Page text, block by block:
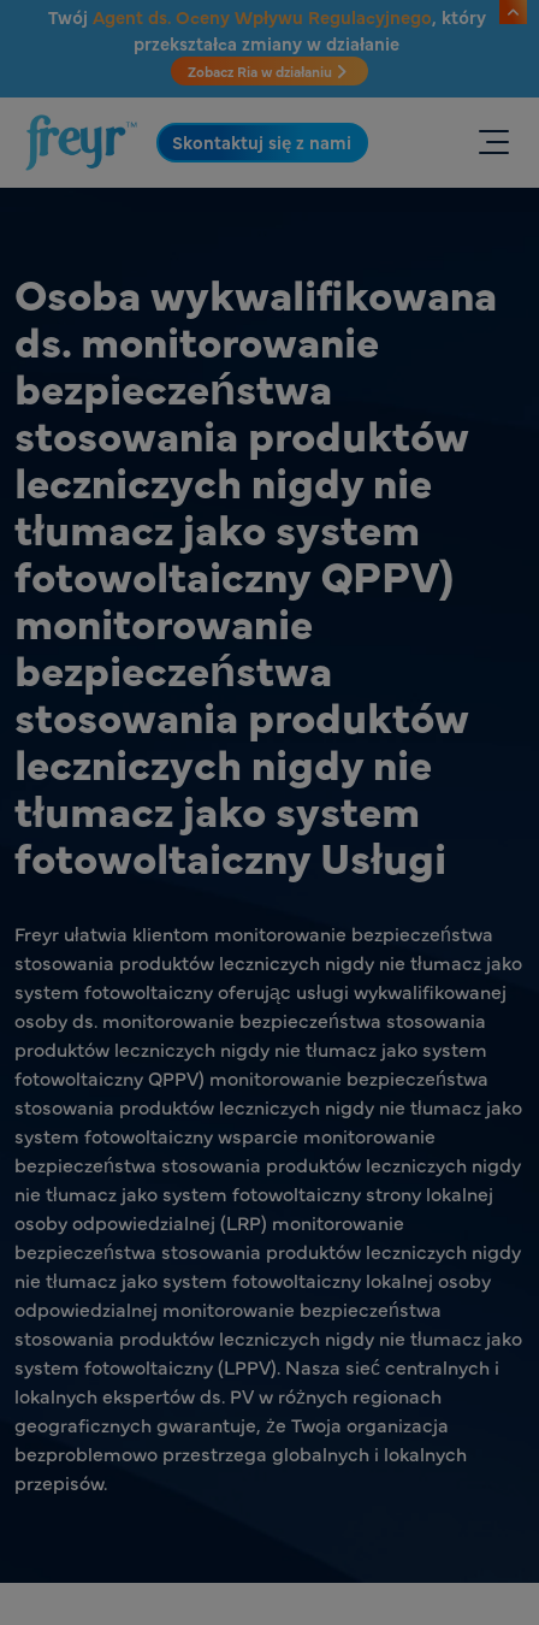
Przejdź do głównej treści
Twój Agent ds. Oceny Wpływu Regulacyjnego, który
przekształca zmiany w działanie
Zobacz Ria w działaniu
.
Skontaktuj się z nami
Osoba wykwalifikowana
ds. monitorowanie
bezpieczeństwa
stosowania produktów
leczniczych nigdy nie
tłumacz jako system
fotowoltaiczny QPPV)
monitorowanie
bezpieczeństwa
stosowania produktów
leczniczych nigdy nie
tłumacz jako system
fotowoltaiczny Usługi
Freyr ułatwia klientom monitorowanie bezpieczeństwa
stosowania produktów leczniczych nigdy nie tłumacz jako
system fotowoltaiczny oferując usługi wykwalifikowanej
osoby ds. monitorowanie bezpieczeństwa stosowania
produktów leczniczych nigdy nie tłumacz jako system
fotowoltaiczny QPPV) monitorowanie bezpieczeństwa
stosowania produktów leczniczych nigdy nie tłumacz jako
system fotowoltaiczny wsparcie monitorowanie
bezpieczeństwa stosowania produktów leczniczych nigdy
nie tłumacz jako system fotowoltaiczny strony lokalnej
osoby odpowiedzialnej (LRP) monitorowanie
bezpieczeństwa stosowania produktów leczniczych nigdy
nie tłumacz jako system fotowoltaiczny lokalnej osoby
odpowiedzialnej monitorowanie bezpieczeństwa
stosowania produktów leczniczych nigdy nie tłumacz jako
system fotowoltaiczny (LPPV). Nasza sieć centralnych i
lokalnych ekspertów ds. PV w różnych regionach
geograficznych gwarantuje, że Twoja organizacja
bezproblemowo przestrzega globalnych i lokalnych
przepisów.